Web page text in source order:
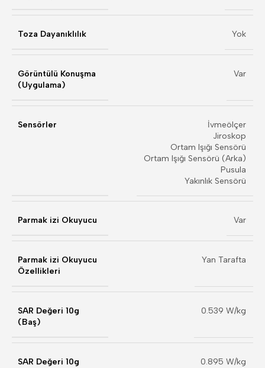
Toza Dayanıklılık Yok
Görüntülü Konuşma
(Uygulama)
Var
Sensörler
İvmeölçer
Jiroskop
Ortam Işığı Sensörü
Ortam Işığı Sensörü (Arka)
Pusula
Yakınlık Sensörü
Parmak izi Okuyucu Var
Parmak izi Okuyucu
Özellikleri
Yan Tarafta
SAR Değeri 10g
(Baş)
0.539 W/kg
SAR Değeri 10g 0.895 W/kg